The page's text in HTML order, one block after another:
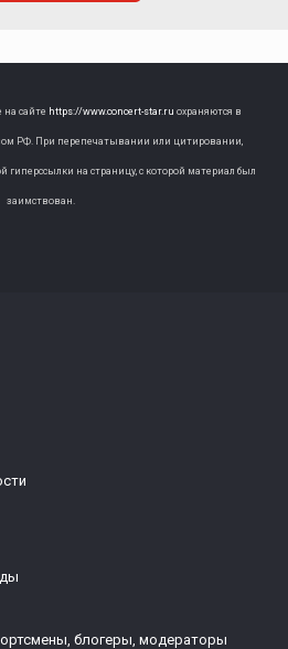
сайте https://www.concert-star.ru охраняются в
РФ. При перепечатывании или цитировании,
гиперссылки на страницу, с которой материал был
заимствован.
блогеры, модераторы